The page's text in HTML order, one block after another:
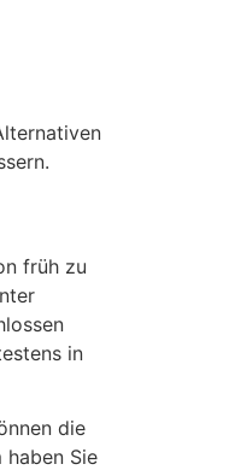
früh zu
in
die
Sie